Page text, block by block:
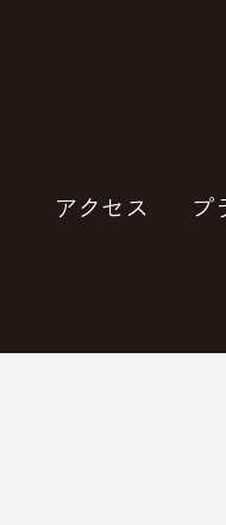
アクセス プ